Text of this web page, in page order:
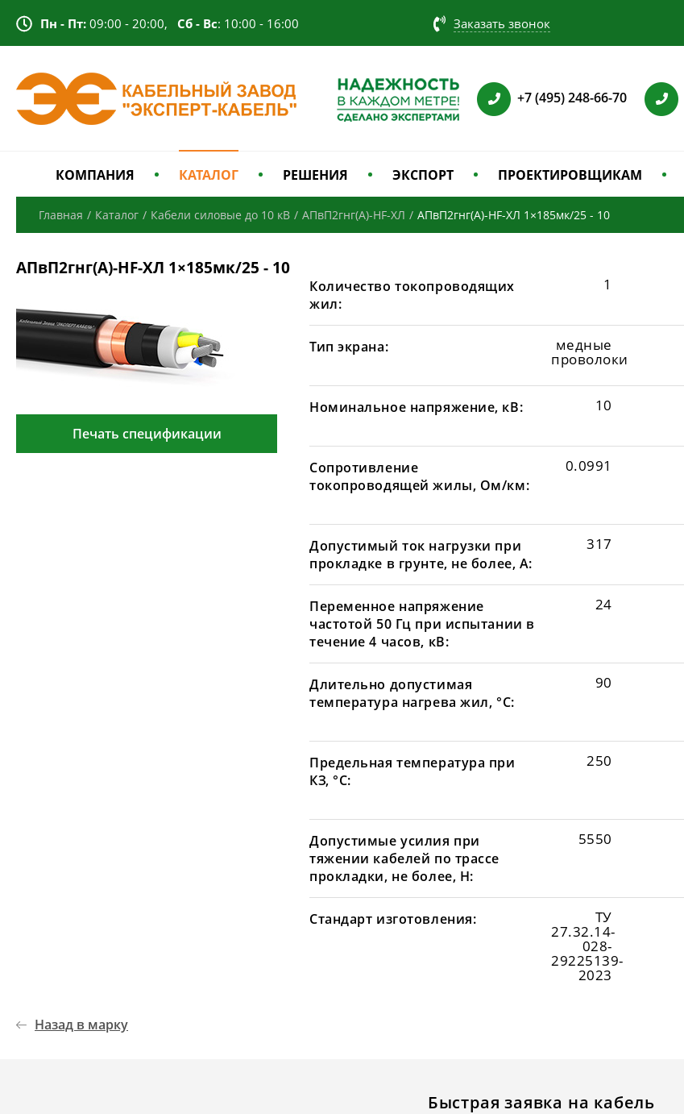
Пн - Пт: 09:00 - 20:00, Сб - Вс: 10:00 - 16:00 Заказать звонок
+7 (495) 248-66-70
КОМПАНИЯ КАТАЛОГ РЕШЕНИЯ ЭКСПОРТ ПРОЕКТИРОВЩИКАМ
Главная / Каталог / Кабели силовые до 10 кВ / АПвП2гнг(А)-HF-ХЛ / АПвП2гнг(А)-HF-ХЛ 1×185мк/25 - 10
АПвП2гнг(А)-HF-ХЛ 1×185мк/25 - 10
Печать спецификации
Количество токопроводящих
жил:
1
Тип экрана: медные
проволоки
Номинальное напряжение, кВ: 10
Сопротивление
токопроводящей жилы, Ом/км:
0.0991
Допустимый ток нагрузки при
прокладке в грунте, не более, А:
317
Переменное напряжение
частотой 50 Гц при испытании в
течение 4 часов, кВ:
24
Длительно допустимая
температура нагрева жил, °С:
90
Предельная температура при
КЗ, °С:
250
Допустимые усилия при
тяжении кабелей по трассе
прокладки, не более, Н:
5550
Стандарт изготовления: ТУ
27.32.14-
028-
29225139-
2023
Назад в марку
Быстрая заявка на кабель